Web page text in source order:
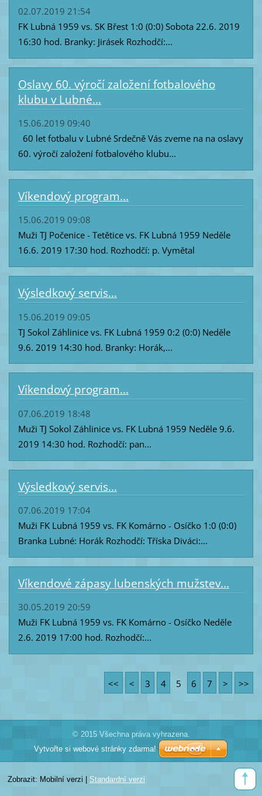
02.07.2019 21:54
FK Lubná 1959 vs. SK Břest 1:0 (0:0) Sobota 22.6. 2019
16:30 hod. Branky: Jirásek Rozhodčí:...
Oslavy 60. výročí založení fotbalového
klubu v Lubné...
15.06.2019 09:40
60 let fotbalu v Lubné Srdečně Vás zveme na na oslavy
60. výročí založení fotbalového klubu...
Víkendový program...
15.06.2019 09:08
Muži TJ Počenice - Tetětice vs. FK Lubná 1959 Neděle
16.6. 2019 17:30 hod. Rozhodčí: p. Vymětal
Výsledkový servis...
15.06.2019 09:05
TJ Sokol Záhlinice vs. FK Lubná 1959 0:2 (0:0) Neděle
9.6. 2019 14:30 hod. Branky: Horák,...
Víkendový program...
07.06.2019 18:48
Muži TJ Sokol Záhlinice vs. FK Lubná 1959 Neděle 9.6.
2019 14:30 hod. Rozhodčí: pan...
Výsledkový servis...
07.06.2019 17:04
Muži FK Lubná 1959 vs. FK Komárno - Osíčko 1:0 (0:0)
Branka Lubné: Horák Rozhodčí: Tříska Diváci:...
Víkendové zápasy lubenských mužstev...
30.05.2019 20:59
Muži FK Lubná 1959 vs. FK Komárno - Osíčko Neděle
2.6. 2019 17:00 hod. Rozhodčí:...
<< < 3 4 5 6 7 > >>
© 2015 Všechna práva vyhrazena.
Vytvořte si webové stránky zdarma!
Zobrazit: Mobilní verzi Standardní verzi